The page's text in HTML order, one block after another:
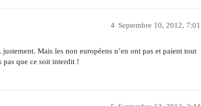
Septembre 10, 2012, 7:01
4
Mais les non européens n’en ont pas et paient tout
pas que ce soit interdit !